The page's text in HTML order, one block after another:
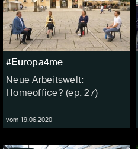
#Europa4me
Neue Arbeitswelt:
Homeoffice? (ep. 27)
vom 19.06.2020